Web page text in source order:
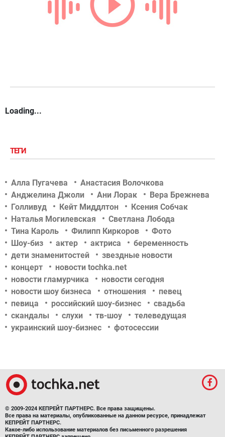
Loading...
ТЕГИ
Алла Пугачева
Анастасия Волочкова
Анджелина Джоли
Ани Лорак
Вера Брежнева
Голливуд
Кейт Миддлтон
Ксения Собчак
Наталья Могилевская
Светлана Лобода
Тина Кароль
Филипп Киркоров
Фото
Шоу-биз
актер актриса
беременность
дети знаменитостей
звездные новости
концерт
новости tochka.net
новости гламурчика
новости сегодня
новости шоу бизнеса
отношения
певец
певица
российский шоу-бизнес
свадьба
скандалы
слухи тв-шоу
телеведущая
украинский шоу-бизнес
фотосессии
© 2009-2024 КЕПРЕЙТ ПАРТНЕРС. Все права защищены.
Все права на материалы, опубликованные на данном ресурсе, принадлежат
КЕПРЕЙТ ПАРТНЕРС.
Какое-либо использование материалов без письменного разрешения